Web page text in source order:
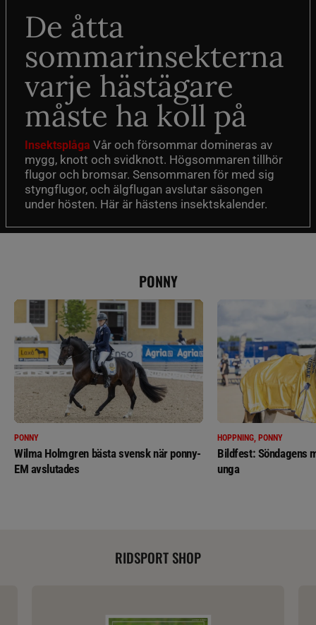
De åtta
sommarinsekterna
varje hästägare
måste ha koll på
Insektsplåga Vår och försommar domineras av
mygg, knott och svidknott. Högsommaren tillhör
flugor och bromsar. Sensommaren för med sig
styngflugor, och älgflugan avslutar säsongen
under hösten. Här är hästens insektskalender.
PONNY
PONNY
Wilma Holmgren bästa svensk när ponny-
EM avslutades
HOPPNING, PONNY
Bildfest: Söndagens
unga
RIDSPORT SHOP